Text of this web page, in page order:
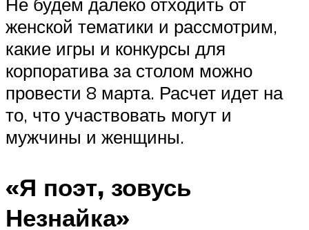
женской тематики и рассмотрим,
какие игры и конкурсы для
корпоратива за столом можно
провести 8 марта. Расчет идет на
то, что участвовать могут и
мужчины и женщины.
«Я поэт, зовусь
Незнайка»